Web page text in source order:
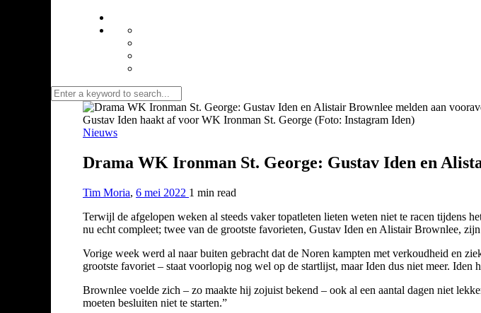
Gustav Iden haakt af voor WK Ironman St. George (Foto: Instagram Iden)
Nieuws
Drama WK Ironman St. George: Gustav Iden en
Tim Moria, 6 mei 2022 1 min read
Terwijl de afgelopen weken al steeds vaker topatleten lieten weten niet te racen tijdens
nu echt compleet; twee van de grootste favorieten, Gustav Iden en Alistair Brownlee,
Vorige week werd al naar buiten gebracht dat de Noren kampten met verkoudheid en
grootste favoriet – staat voorlopig nog wel op de startlijst, maar Iden dus niet meer. Iden
Brownlee voelde zich – zo maakte hij zojuist bekend – ook al een aantal dagen niet
moeten besluiten niet te starten.”